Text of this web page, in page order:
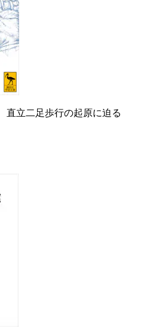
立二足歩行の起原に迫る